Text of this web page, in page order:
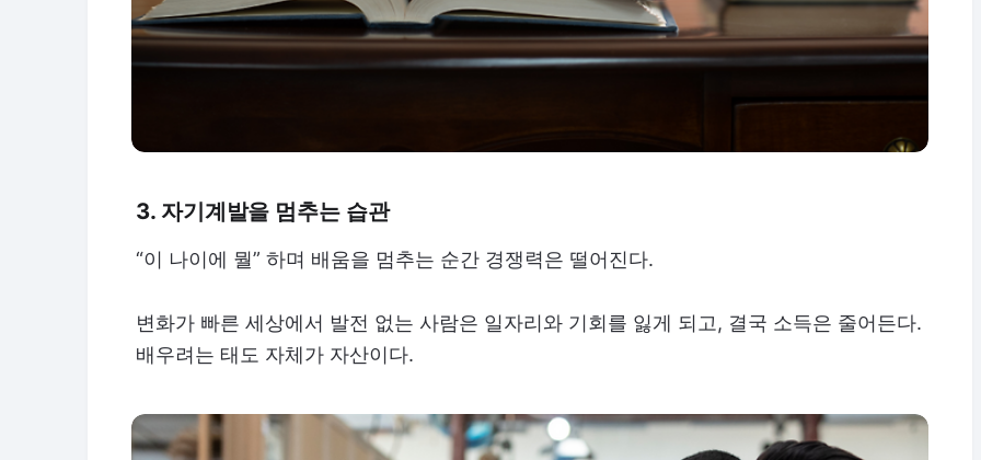
3. 자기계발을 멈추는 습관
“이 나이에 뭘” 하며 배움을 멈추는 순간 경쟁력은 떨어진다.
변화가 빠른 세상에서 발전 없는 사람은 일자리와 기회를 잃게 되고, 결국 소득은 줄어든다.
배우려는 태도 자체가 자산이다.